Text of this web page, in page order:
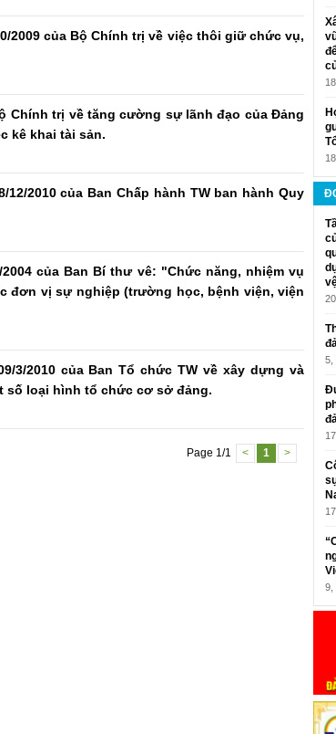
2009 của Bộ Chính trị về việc thôi giữ chức vụ,
Chính trị về tăng cường sự lãnh đạo của Đảng
kê khai tài sản.
12/2010 của Ban Chấp hành TW ban hành Quy
của Ban Bí thư vê: "Chức năng, nhiệm vụ
đơn vị sự nghiệp (trường học, bệnh viện, viện
3/2010 của Ban Tổ chức TW về xây dựng và
số loại hình tổ chức cơ sở đảng.
Page 1/1 < 1 >
5,
9,